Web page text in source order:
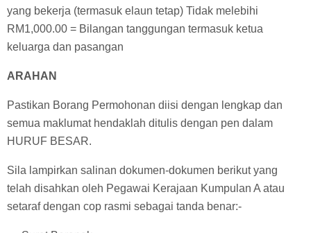
yang bekerja (termasuk elaun tetap) Tidak melebihi
RM1,000.00 = Bilangan tanggungan termasuk ketua
keluarga dan pasangan
ARAHAN
Pastikan Borang Permohonan diisi dengan lengkap dan
semua maklumat hendaklah ditulis dengan pen dalam
HURUF BESAR.
Sila lampirkan salinan dokumen-dokumen berikut yang
telah disahkan oleh Pegawai Kerajaan Kumpulan A atau
setaraf dengan cop rasmi sebagai tanda benar:-